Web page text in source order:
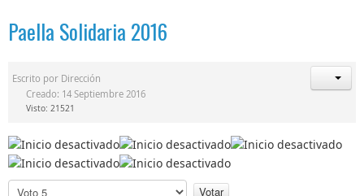
Paella Solidaria 2016
Escrito por Dirección
Creado: 14 Septiembre 2016
Visto: 21521